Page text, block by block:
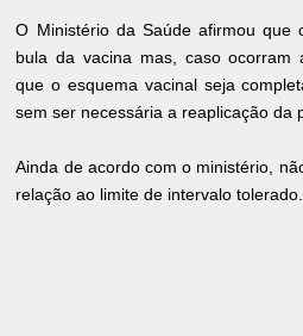
O Ministério da Saúde afirmou
bula da vacina mas, caso ocorram
que o esquema vacinal seja
sem ser necessária a reaplicação da
Ainda de acordo com o ministério,
relação ao limite de intervalo tolerado.